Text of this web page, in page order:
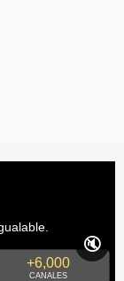
+6,000
CANALES
🔇